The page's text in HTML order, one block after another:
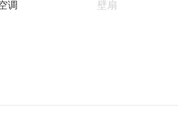
调
壁扇